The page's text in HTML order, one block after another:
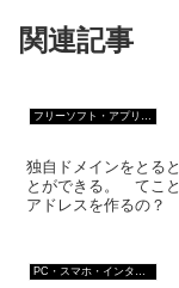
関連記事
フリーソフト・アプリ・Webサービス
独自ドメインをとる
とができる。 てこ
アドレスを作るの？
る？？？ 今回は独